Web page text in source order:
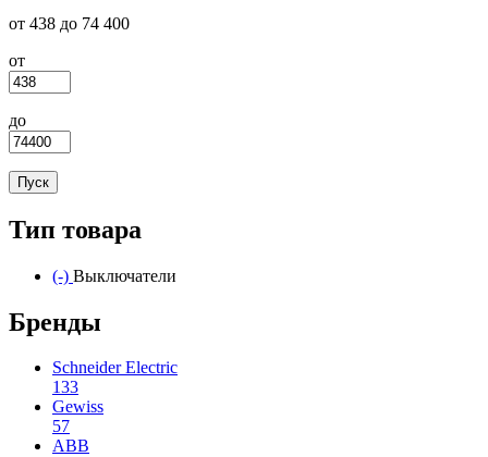
от 438 до 74 400
от
до
Тип товара
(-) Remove Выключатели filter
Выключатели
Бренды
Schneider Electric
133
Apply Schneider Electric filter
Gewiss
57
Apply Gewiss filter
ABB